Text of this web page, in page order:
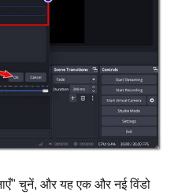
चुनें, और यह एक और नई विंडो